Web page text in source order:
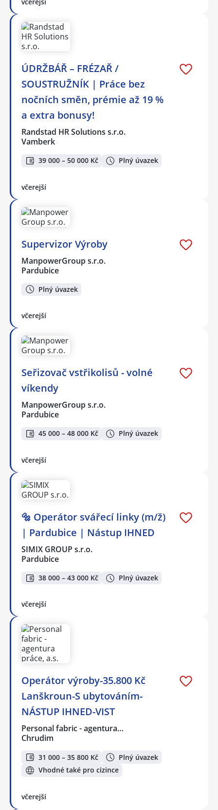
ÚDRŽBÁŘ – FRÉZAŘ /
SOUSTRUŽNÍK | Práce bez
nočních směn, prémie až 19 %
a extra bonusy!
Randstad HR Solutions s.r.o.
Vamberk
39 000 – 50 000 Kč Plný úvazek
včerejší
Supervizor Výroby
ManpowerGroup s.r.o.
Pardubice
Plný úvazek
včerejší
Seřizovač vstřikolisů - volné
víkendy
ManpowerGroup s.r.o.
Pardubice
45 000 – 48 000 Kč Plný úvazek
včerejší
🔩 Operátor svářecí linky (m/ž)
| Pardubice | Nástup IHNED
SIMIX GROUP s.r.o.
Pardubice
38 000 – 43 000 Kč Plný úvazek
včerejší
Operátor výroby-35.800 Kč
Lanškroun-S ubytováním-
NÁSTUP IHNED-VIST
Personal fabric - agentura…
Chrudim
31 000 – 35 800 Kč
Plný úvazek
Vhodné také pro cizince
včerejší